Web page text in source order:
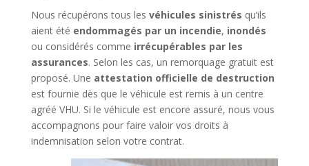
Nous récupérons tous les véhicules sinistrés qu’ils
aient été endommagés par un incendie, inondés
ou considérés comme irrécupérables par les
assurances. Selon les cas, un remorquage gratuit est
proposé. Une attestation officielle de destruction
est fournie dès que le véhicule est remis à un centre
agréé VHU. Si le véhicule est encore assuré, nous vous
accompagnons pour faire valoir vos droits à
indemnisation selon votre contrat.